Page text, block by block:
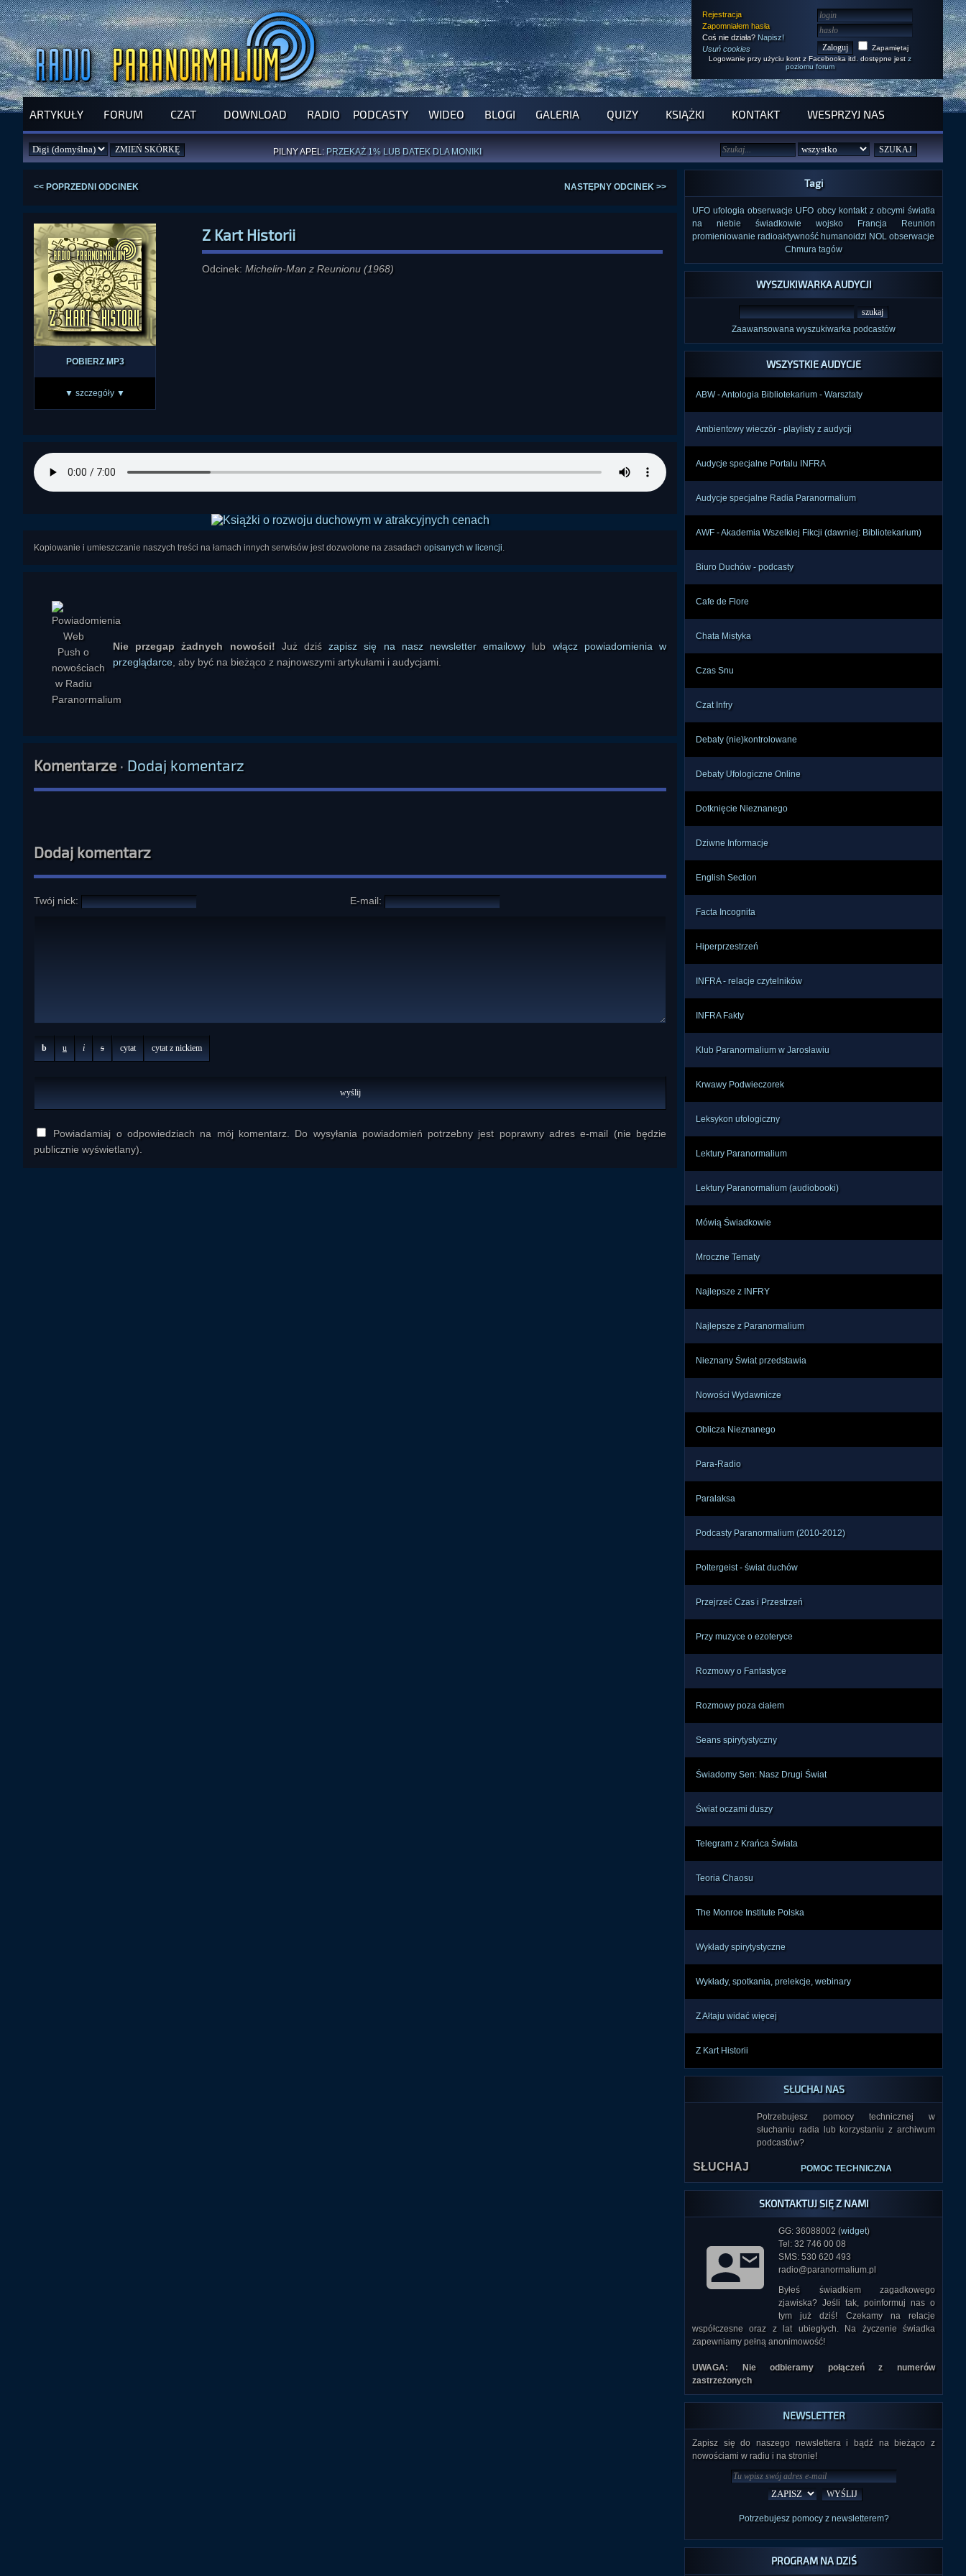
Rejestracja
Zapomniałem hasła
Coś nie działa? Napisz!
Usuń cookies
Zapamiętaj
Logowanie przy użyciu kont z Facebooka itd. dostępne jest z
poziomu forum
ARTYKUŁY FORUM CZAT DOWNLOAD RADIO PODCASTY WIDEO BLOGI GALERIA QUIZY KSIĄŻKI KONTAKT WESPRZYJ NAS
SPRAWDŹ PROGRAM NA NAJBLIŻSZY TYDZIEŃ
PILNY APEL: PRZEKAŻ 1% LUB DATEK DLA MONIKI
<< POPRZEDNI ODCINEK NASTĘPNY ODCINEK >>
POBIERZ MP3
▼ szczegóły ▼
Z Kart Historii
Odcinek: Michelin-Man z Reunionu (1968)
Kopiowanie i umieszczanie naszych treści na łamach innych serwisów jest dozwolone na zasadach opisanych w licencji.
Nie przegap żadnych nowości! Już dziśzapisz się na nasz newsletter emailowy lub włącz powiadomienia w
przeglądarce , aby być na bieżąco z najnowszymi artykułami i audycjami.
Komentarze· Dodaj komentarz
Dodaj komentarz
Twój nick: E-mail:
b u i s cytat cytat z nickiem
Powiadamiaj o odpowiedziach na mój komentarz. Do wysyłania powiadomień potrzebny jest poprawny adres e-mail (nie będzie
publicznie wyświetlany).
Tagi
UFO ufologia obserwacje UFO obcy kontakt z obcymi światła
na niebie
świadkowie wojsko Francja
Reunion
promieniowanie radioaktywność humanoidzi NOL obserwacje
Chmura tagów
WYSZUKIWARKA AUDYCJI
Zaawansowana wyszukiwarka podcastów
WSZYSTKIE AUDYCJE
ABW - Antologia Bibliotekarium - Warsztaty
Ambientowy wieczór - playlisty z audycji
Audycje specjalne Portalu INFRA
Audycje specjalne Radia Paranormalium
AWF - Akademia Wszelkiej Fikcji (dawniej: Bibliotekarium)
Biuro Duchów - podcasty
Cafe de Flore
Chata Mistyka
Czas Snu
Czat Infry
Debaty (nie)kontrolowane
Debaty Ufologiczne Online
Dotknięcie Nieznanego
Dziwne Informacje
English Section
Facta Incognita
Hiperprzestrzeń
INFRA - relacje czytelników
INFRA Fakty
Klub Paranormalium w Jarosławiu
Krwawy Podwieczorek
Leksykon ufologiczny
Lektury Paranormalium
Lektury Paranormalium (audiobooki)
Mówią Świadkowie
Mroczne Tematy
Najlepsze z INFRY
Najlepsze z Paranormalium
Nieznany Świat przedstawia
Nowości Wydawnicze
Oblicza Nieznanego
Para-Radio
Paralaksa
Podcasty Paranormalium (2010-2012)
Poltergeist - świat duchów
Przejrzeć Czas i Przestrzeń
Przy muzyce o ezoteryce
Rozmowy o Fantastyce
Rozmowy poza ciałem
Seans spirytystyczny
Świadomy Sen: Nasz Drugi Świat
Świat oczami duszy
Telegram z Krańca Świata
Teoria Chaosu
The Monroe Institute Polska
Wykłady spirytystyczne
Wykłady, spotkania, prelekcje, webinary
Z Ałtaju widać więcej
Z Kart Historii
SŁUCHAJ NAS
Potrzebujesz pomocy technicznej w
słuchaniu radia lub korzystaniu z archiwum
podcastów?
POMOC TECHNICZNA
SKONTAKTUJ SIĘ Z NAMI
GG: 36088002 (widget)
Tel: 32 746 00 08
SMS: 530 620 493
radio@paranormalium.pl
Byłeś świadkiem zagadkowego
zjawiska? Jeśli tak, poinformuj nas o
tym już dziś! Czekamy na relacje
współczesne oraz z lat ubiegłych. Na życzenie świadka
zapewniamy pełną anonimowość!
UWAGA: Nie odbieramy połączeń z numerów
zastrzeżonych
NEWSLETTER
Zapisz się do naszego newslettera i bądź na bieżąco z
nowościami w radiu i na stronie!
Potrzebujesz pomocy z newsletterem?
PROGRAM NA DZIŚ